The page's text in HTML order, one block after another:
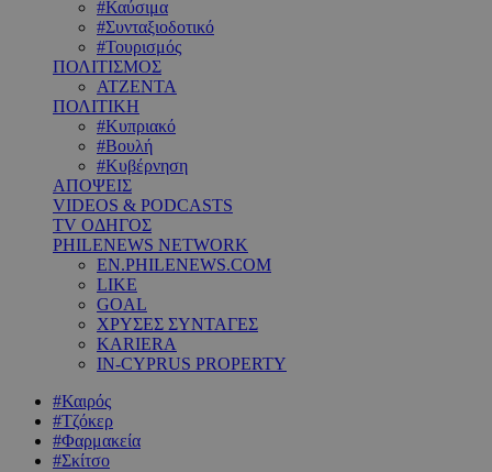
#Καύσιμα
#Συνταξιοδοτικό
#Τουρισμός
ΠΟΛΙΤΙΣΜΟΣ
ΑΤΖΕΝΤΑ
ΠΟΛΙΤΙΚΗ
#Κυπριακό
#Βουλή
#Κυβέρνηση
ΑΠΟΨΕΙΣ
VIDEOS & PODCASTS
TV ΟΔΗΓΟΣ
PHILENEWS NETWORK
EN.PHILENEWS.COM
LIKE
GOAL
ΧΡΥΣΕΣ ΣΥΝΤΑΓΕΣ
KARIERA
IN-CYPRUS PROPERTY
#Καιρός
#Τζόκερ
#Φαρμακεία
#Σκίτσο